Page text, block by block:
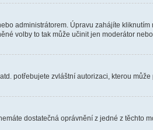
administrátorem. Úpravu zahájíte
volby to tak může učinit jen moderátor
potřebujete zvláštní autorizaci, kterou
dostatečná oprávnění z jedné z těchto